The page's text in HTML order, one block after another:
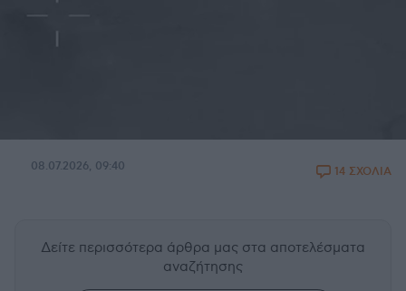
08.07.2026, 09:40 14 ΣΧΟΛΙΑ
Δείτε περισσότερα άρθρα μας στα αποτελέσματα
αναζήτησης